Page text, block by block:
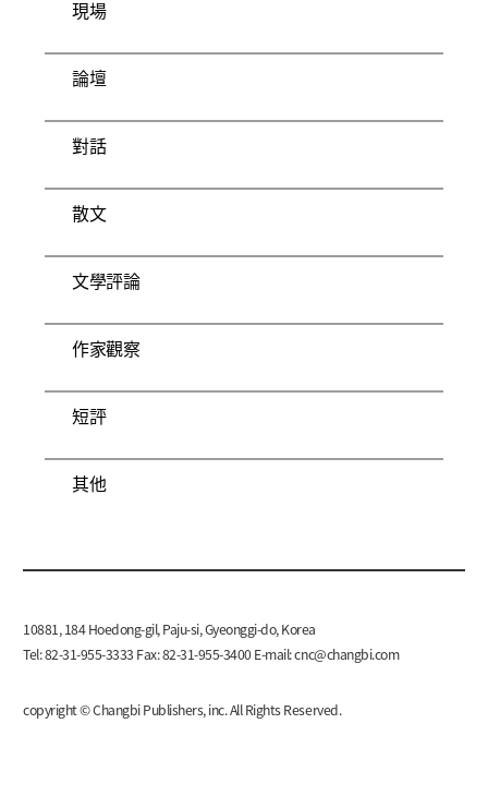
現場
論壇
對話
散文
文學評論
作家觀察
短評
其他
10881, 184 Hoedong-gil, Paju-si, Gyeonggi-do, Korea
Tel: 82-31-955-3333 Fax: 82-31-955-3400 E-mail:cnc@changbi.com
copyright © Changbi Publishers, inc. All Rights Reserved.